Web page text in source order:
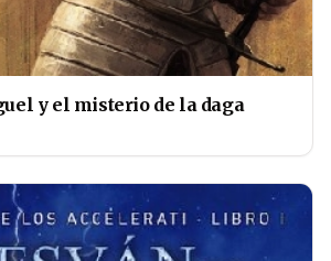
y el misterio de la daga